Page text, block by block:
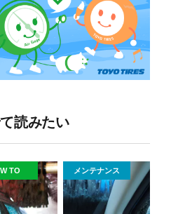
読みたい
TO メンテナンス